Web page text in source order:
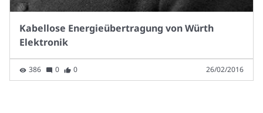
Kabellose Energieübertragung von Würth
Elektronik
386 0 0 26/02/2016